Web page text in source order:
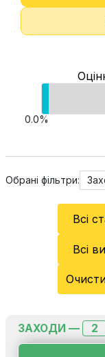
0.0%
Обрані фільтри:
Всі
Всі
ЗАХОДИ — 2